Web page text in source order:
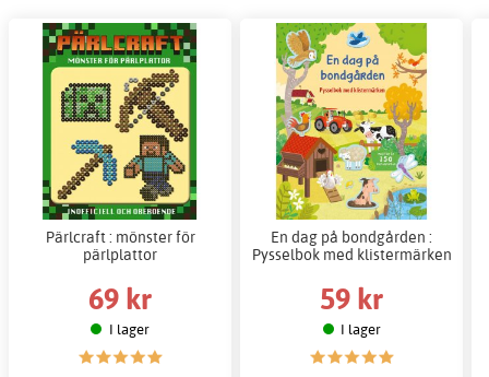
Pärlcraft : mönster för
pärlplattor
69 kr
I lager
En dag på bondgården :
Pysselbok med klistermärken
59 kr
I lager